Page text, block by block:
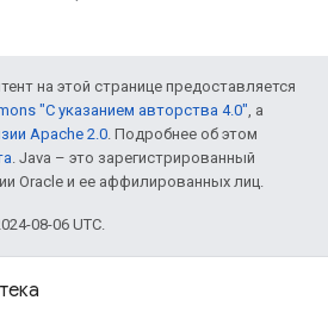
на этой странице предоставляется
"С указанием авторства 4.0", а
Apache 2.0. Подробнее об этом
. Java – это зарегистрированный
Oracle и ее аффилированных лиц.
08-06 UTC.